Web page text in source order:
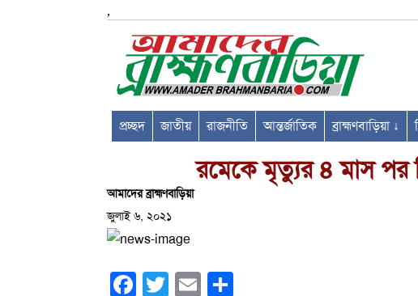
,
প্রচ্ছদ জাতীয় রাজনীতি আন্তর্জাতিক ব্রাহ্মণবাড়িয়া ↓
রমেকে মৃত্যুর ৪ মাস পর
আমাদের ব্রাহ্মণবাড়িয়া
জুলাই ৬, ২০২১
Facebook
Twitter Email